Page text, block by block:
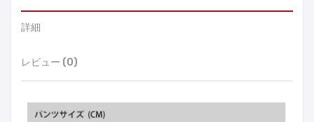
詳細
レビュー (0)